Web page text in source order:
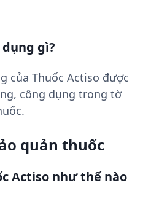
gì?
của Thuốc Actiso được
công dụng trong tờ
quản thuốc
Actiso như thế nào